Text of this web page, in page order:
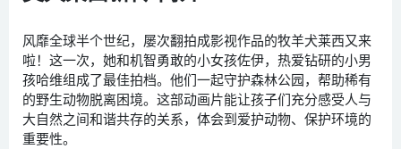
风靡全球半个世纪，屡次翻拍成影视作品的牧羊犬莱西又来
啦！这一次，她和机智勇敢的小女孩佐伊，热爱钻研的小男
孩哈维组成了最佳拍档。他们一起守护森林公园，帮助稀有
的野生动物脱离困境。这部动画片能让孩子们充分感受人与
大自然之间和谐共存的关系，体会到爱护动物、保护环境的
重要性。